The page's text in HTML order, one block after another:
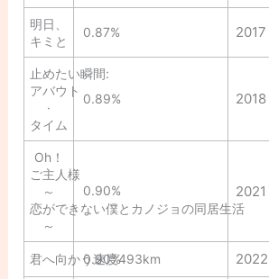
明日、
キミと
0.87% 2017
止めたい瞬間:
アバウト
·
タイム
0.89% 2018
Oh！
ご主人様
～
恋ができない僕とカノジョの同居生活
～
0.90% 2021
君へ向かう速度493km
0.90% 2022